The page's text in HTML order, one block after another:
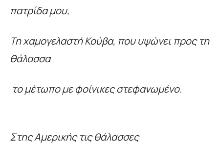
πατρίδα μου,
Τη χαμογελαστή Κούβα, που υψώνει προς τη
θάλασσα
το μέτωπο με φοίνικες στεφανωμένο.
Στης Αμερικής τις θάλασσες